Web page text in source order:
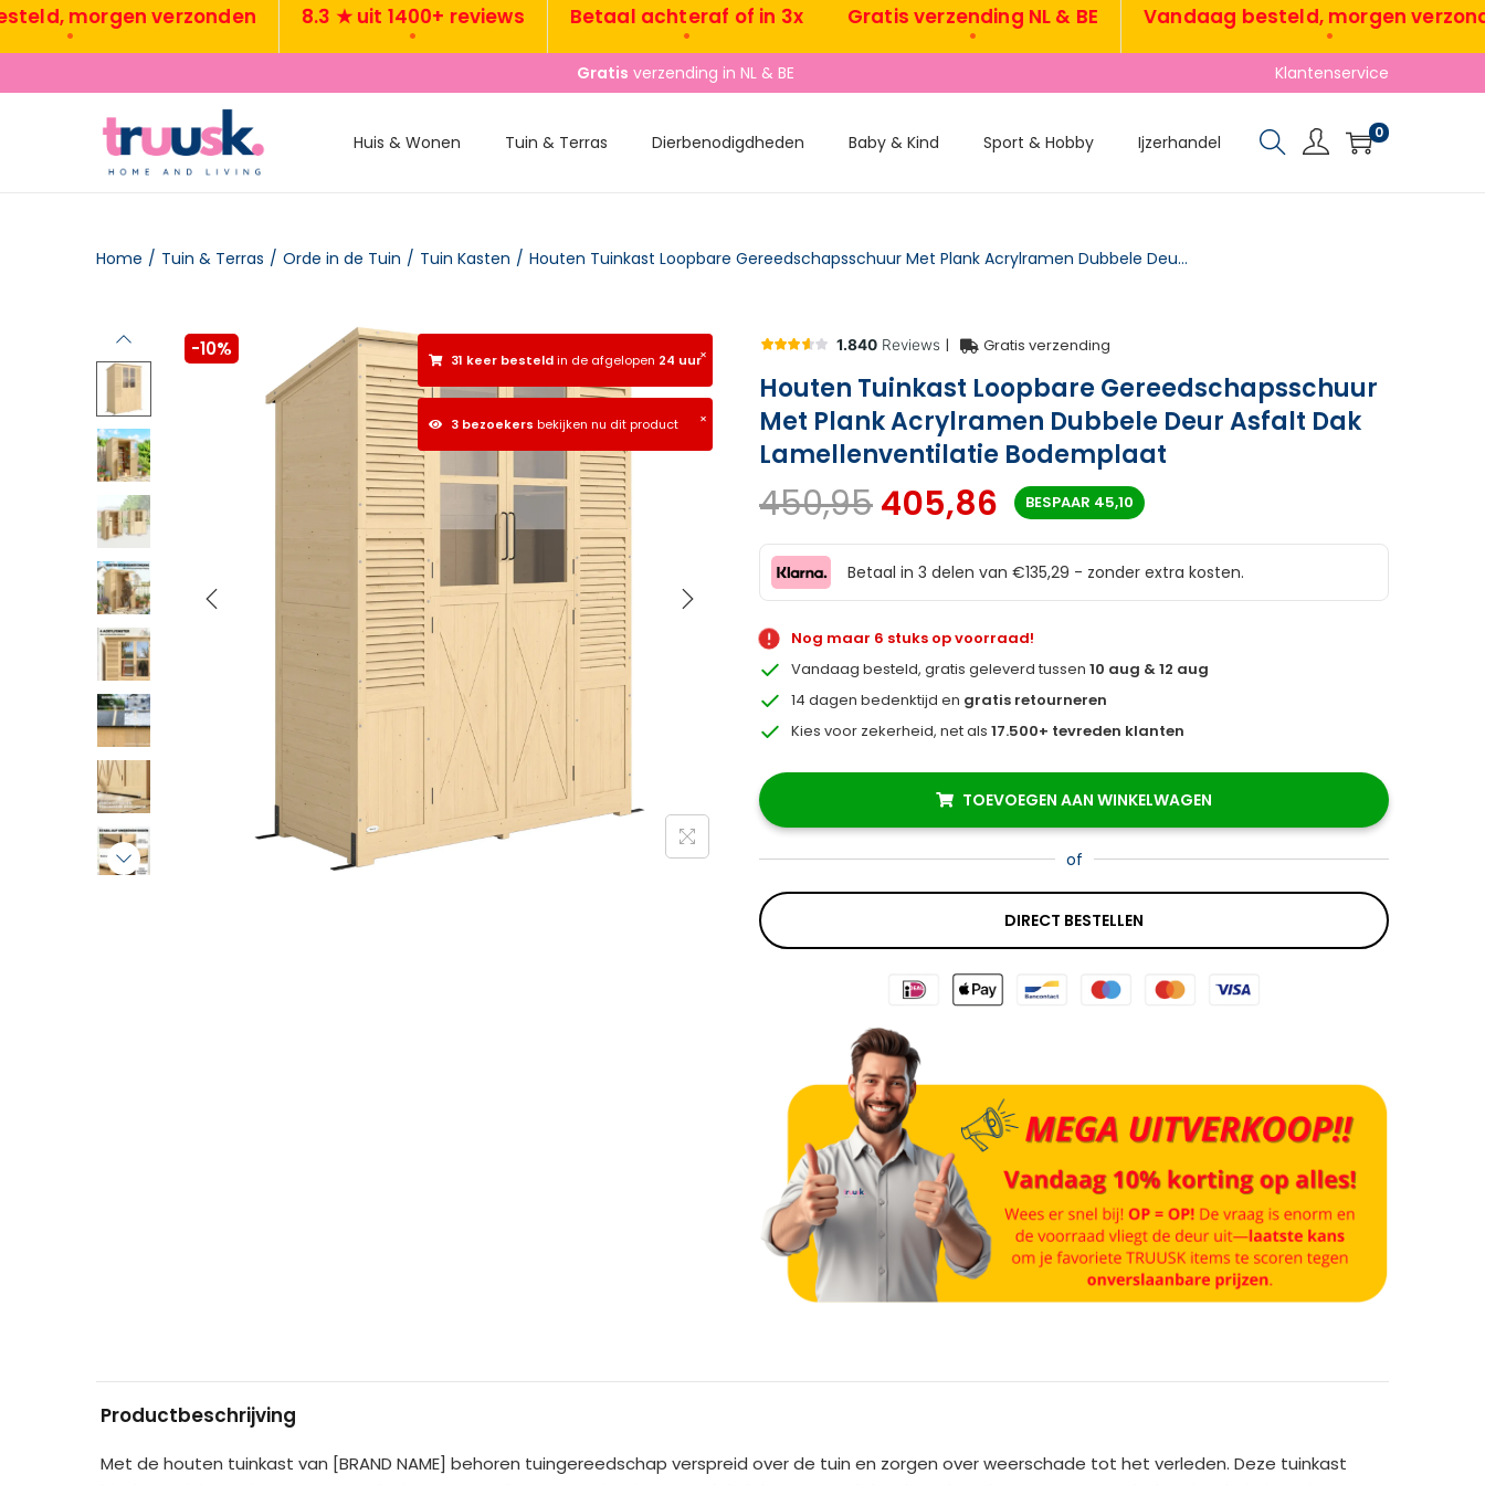
morgen verzonden 8.3 ★ uit 1400+ reviews Betaal achteraf of in 3x Gratis verzending NL & BE Vandaag besteld, morgen verzonden
Gratis verzending in NL & BE Klantenservice
Huis & Wonen Tuin & Terras Dierbenodigdheden Baby & Kind Sport & Hobby Ijzerhandel 0
Home / Tuin & Terras / Orde in de Tuin / Tuin Kasten / Houten Tuinkast Loopbare Gereedschapsschuur Met Plank Acrylramen Dubbele Deur Asfalt Dak Lamellenventilatie Bodemplaat
×
31 keer besteldin de afgelopen 24 uur
×
3 bezoekers bekijken nu dit product
-10% | Gratis verzending
Houten Tuinkast Loopbare Gereedschapsschuur
Met Plank Acrylramen Dubbele Deur Asfalt Dak
Lamellenventilatie Bodemplaat
450,95405,86 BESPAAR 45,10
Betaal in 3 delen van €135,29 - zonder extra kosten.
Nog maar 6 stuks op voorraad!
Vandaag besteld, gratis geleverd tussen10 aug & 12 aug
14 dagen bedenktijd en gratis retourneren
Kies voor zekerheid, net als17.500+ tevreden klanten
TOEVOEGEN AAN WINKELWAGEN
of
DIRECT BESTELLEN
r
Productbeschrijving
Met de houten tuinkast van [BRAND NAME] behoren tuingereedschap verspreid over de tuin en zorgen over weerschade tot het verleden. Deze tuinkast